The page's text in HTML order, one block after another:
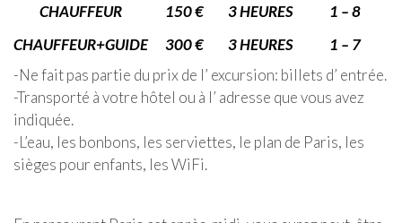
CHAUFFEUR
150 € 3 HEURES
1 – 8
CHAUFFEUR+GUIDE
300 € 3 HEURES
1 – 7
-Ne fait pas partie du prix de l’ excursion: billets d’ entrée.
-Transporté à votre hôtel ou à l’ adresse que vous avez
indiquée.
-L’eau, les bonbons, les serviettes, le plan de Paris, les
sièges pour enfants, les WiFi.